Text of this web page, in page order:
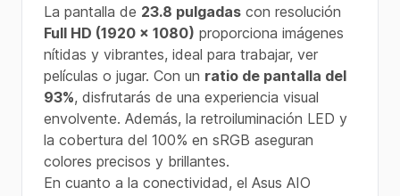
La pantalla de 23.8 pulgadas con resolución
Full HD (1920 x 1080) proporciona imágenes
nítidas y vibrantes, ideal para trabajar, ver
películas o jugar. Con un ratio de pantalla del
93%, disfrutarás de una experiencia visual
envolvente. Además, la retroiluminación LED y
la cobertura del 100% en sRGB aseguran
colores precisos y brillantes.
En cuanto a la conectividad, el Asus AIO